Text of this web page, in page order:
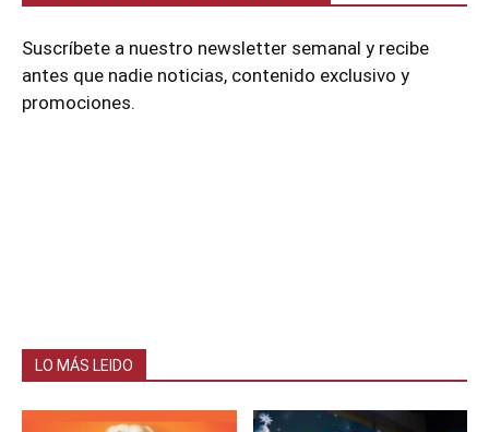
Suscríbete a nuestro newsletter semanal y recibe
antes que nadie noticias, contenido exclusivo y
promociones.
LO MÁS LEIDO